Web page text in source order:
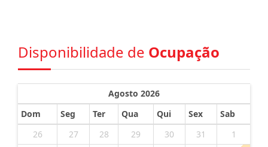
Disponibilidade de Ocupação
Agosto 2026
Dom
Seg Ter Qua Qui Sex
Sab
26
27 28 29 30 31
1